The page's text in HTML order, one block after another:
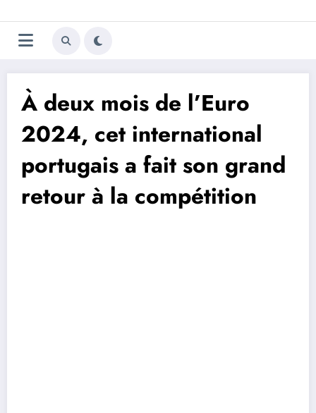
au
contenu
Trivela
L'actualité du football
À deux mois de l’Euro
2024, cet international
portugais a fait son grand
retour à la compétition